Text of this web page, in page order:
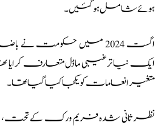
ہوئے شامل ہو گئیں۔
اگست 2024 میں حکومت نے
ایک نیا ترغیبی ماڈل متعارف
متغیر انعامات کو یکجا کیا گیا تھا۔